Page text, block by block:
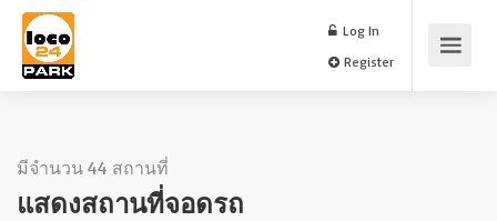
Log In
มีจำนวน 44 สถานที่
แสดงสถานที่จอดรถ